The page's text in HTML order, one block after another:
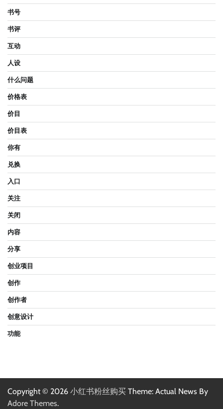
书号
书评
互动
人设
什么问题
价格表
价目
价目表
你有
兑换
入口
关注
关闭
内容
分享
创业项目
创作
创作者
创意设计
功能
Copyright © 2026 小红书粉丝购买 Theme: Actual News By
Adore Themes.